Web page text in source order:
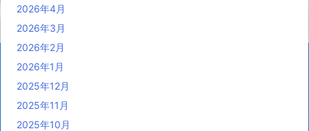
2026年4月
2026年3月
2026年2月
2026年1月
2025年12月
2025年11月
2025年10月